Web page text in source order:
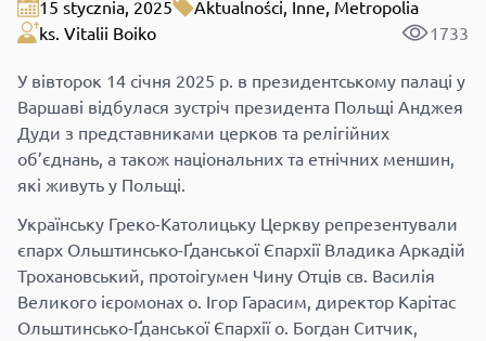
15 stycznia, 2025 Aktualności, Inne, Metropolia
ks. Vitalii Boiko
1733
У вівторок 14 січня 2025 р. в президентському палаці у
Варшаві відбулася зустріч президента Польщі Анджея
Дуди з представниками церков та релігійних
об’єднань, а також національних та етнічних меншин,
які живуть у Польщі.
Українську Греко-Католицьку Церкву репрезентували
єпарх Ольштинсько-Ґданської Єпархії Владика Аркадій
Трохановський, протоігумен Чину Отців св. Василія
Великого ієромонах о. Ігор Гарасим, директор Карітас
Ольштинсько-Ґданської Єпархії о. Богдан Ситчик,